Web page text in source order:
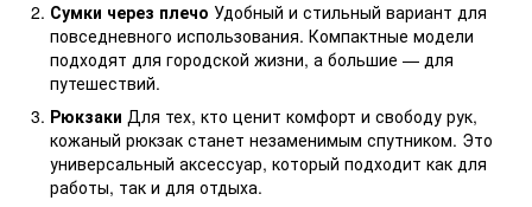
Сумки через плечо Удобный и стильный вариант для
повседневного использования. Компактные модели
подходят для городской жизни, а большие — для
путешествий.
Рюкзаки Для тех, кто ценит комфорт и свободу рук,
кожаный рюкзак станет незаменимым спутником. Это
универсальный аксессуар, который подходит как для
работы, так и для отдыха.